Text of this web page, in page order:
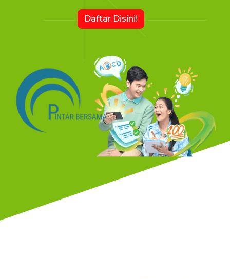
Daftar Disini!